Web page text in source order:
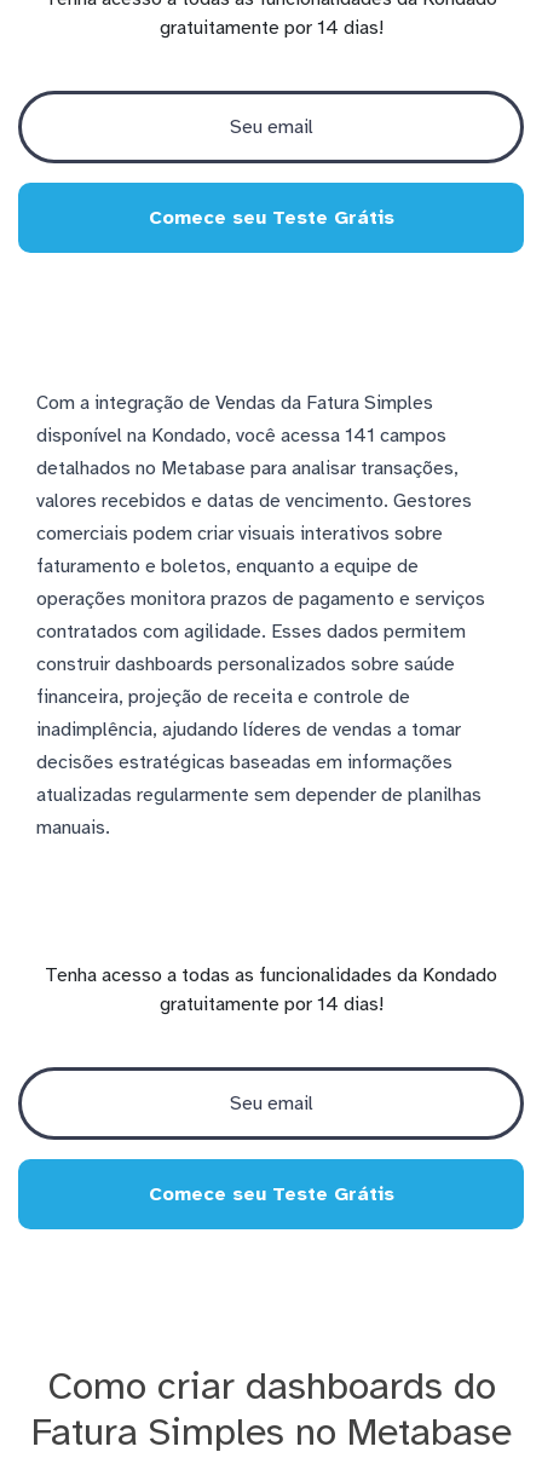
gratuitamente por 14 dias!
Comece seu Teste Grátis
Com a integração de Vendas da Fatura Simples
disponível na Kondado, você acessa 141 campos
detalhados no Metabase para analisar transações,
valores recebidos e datas de vencimento. Gestores
comerciais podem criar visuais interativos sobre
faturamento e boletos, enquanto a equipe de
operações monitora prazos de pagamento e serviços
contratados com agilidade. Esses dados permitem
construir dashboards personalizados sobre saúde
financeira, projeção de receita e controle de
inadimplência, ajudando líderes de vendas a tomar
decisões estratégicas baseadas em informações
atualizadas regularmente sem depender de planilhas
manuais.
Tenha acesso a todas as funcionalidades da Kondado
gratuitamente por 14 dias!
Comece seu Teste Grátis
Como criar dashboards do
Fatura Simples no Metabase